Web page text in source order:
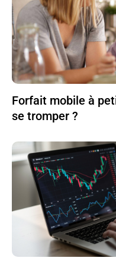
Forfait mobile à
se tromper ?